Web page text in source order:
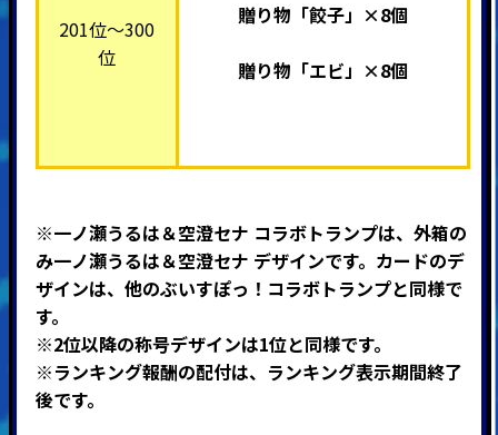
201位～300
位
贈り物「餃子」×8個
贈り物「エビ」×8個
※一ノ瀬うるは＆空澄セナ コラボトランプは、 外箱の
み一ノ瀬うるは＆空澄セナ デザインです。カードのデ
ザインは、他のぶいすぽっ！コラボトランプと同様で
す。
※2位以降の称号デザインは1位と同様です。
※ランキング報酬の配付は、ランキング表示期間終了
後です。